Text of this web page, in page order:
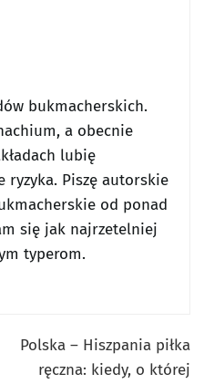
bukmacherskich.
a obecnie
lubię
ryzyka. Piszę autorskie
od ponad
się jak najrzetelniej
typerom.
Polska – Hiszpania piłka
ręczna: kiedy, o której